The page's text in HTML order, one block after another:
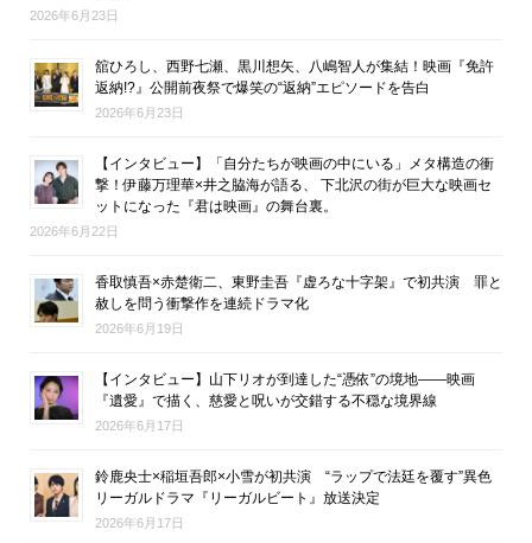
2026年6月23日
舘ひろし、西野七瀬、黒川想矢、八嶋智人が集結！映画『免許
返納!?』公開前夜祭で爆笑の“返納”エピソードを告白
2026年6月23日
【インタビュー】「自分たちが映画の中にいる」メタ構造の衝
撃！伊藤万理華×井之脇海が語る、 下北沢の街が巨大な映画セ
ットになった『君は映画』の舞台裏。
2026年6月22日
香取慎吾×赤楚衛二、東野圭吾『虚ろな十字架』で初共演 罪と
赦しを問う衝撃作を連続ドラマ化
2026年6月19日
【インタビュー】山下リオが到達した“憑依”の境地――映画
『遺愛』で描く、慈愛と呪いが交錯する不穏な境界線
2026年6月17日
鈴鹿央士×稲垣吾郎×小雪が初共演 “ラップで法廷を覆す”異色
リーガルドラマ『リーガルビート』放送決定
2026年6月17日